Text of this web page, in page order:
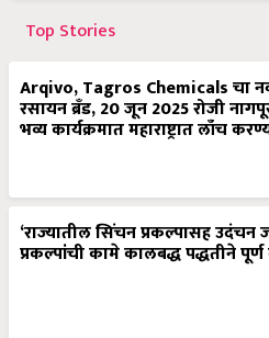
Top Stories
Arqivo, Tagros Chemicals चा
रसायन ब्रँड, 20 जून 2025 रोजी
भव्य कार्यक्रमात महाराष्ट्रात लाँच
‘राज्यातील सिंचन प्रकल्पासह उदंचन
प्रकल्पांची कामे कालबद्ध पद्धतीने पूर्ण